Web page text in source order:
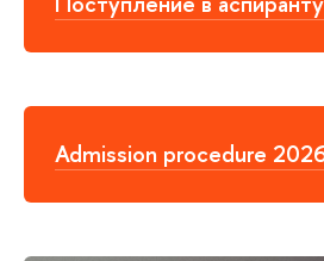
Admission procedure